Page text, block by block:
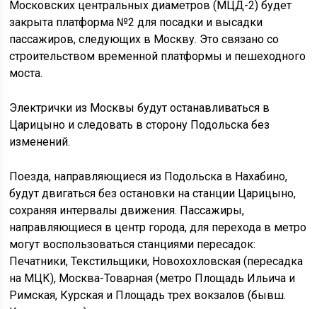
Московских центральных диаметров (МЦД-2) будет
закрыта платформа №2 для посадки и высадки
пассажиров, следующих в Москву. Это связано со
строительством временной платформы и пешеходного
моста.
Электрички из Москвы будут останавливаться в
Царицыно и следовать в сторону Подольска без
изменений.
Поезда, направляющиеся из Подольска в Нахабино,
будут двигаться без остановки на станции Царицыно,
сохраняя интервалы движения. Пассажиры,
направляющиеся в центр города, для перехода в метро
могут воспользоваться станциями пересадок:
Печатники, Текстильщики, Новохохловская (пересадка
на МЦК), Москва-Товарная (метро Площадь Ильича и
Римская, Курская и Площадь трех вокзалов (бывш.